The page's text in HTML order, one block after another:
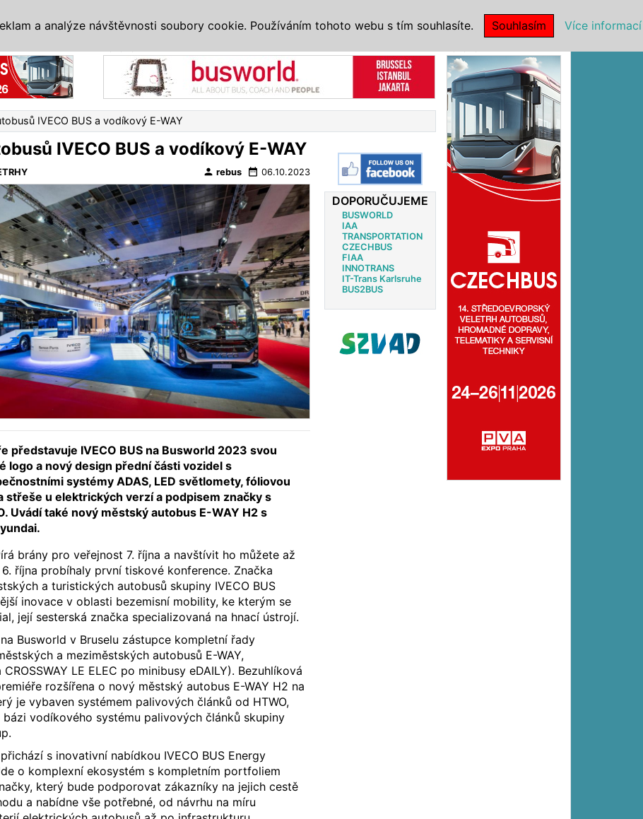
IVECO BUS a vodíkový E-WAY
IVECO BUS a vodíkový E-WAY
person rebus date_range 06.10.2023
představuje IVECO BUS na Busworld 2023 svou
logo a nový design přední části vozidel s
systémy ADAS, LED světlomety, fóliovou
střeše u elektrických verzí a podpisem značky s
Uvádí také nový městský autobus E-WAY H2 s
brány pro veřejnost 7. října a navštívit ho můžete až
října probíhaly první tiskové konference. Značka
a turistických autobusů skupiny IVECO BUS
inovace v oblasti bezemisní mobility, ke kterým se
její sesterská značka specializovaná na hnací ústrojí.
na Busworld v Bruselu zástupce kompletní řady
a meziměstských autobusů E-WAY,
CROSSWAY LE ELEC po minibusy eDAILY). Bezuhlíková
rozšířena o nový městský autobus E-WAY H2 na
je vybaven systémem palivových článků od HTWO,
vodíkového systému palivových článků skupiny
s inovativní nabídkou IVECO BUS Energy
o komplexní ekosystém s kompletním portfoliem
který bude podporovat zákazníky na jejich cestě
a nabídne vše potřebné, od návrhu na míru
DOPORUČUJEME
BUSWORLD
IAA
TRANSPORTATION
CZECHBUS
FIAA
INNOTRANS
IT-Trans Karlsruhe
BUS2BUS
a analýze návštěvnosti soubory cookie. Používáním tohoto webu s tím souhlasíte. Souhlasím Více informací